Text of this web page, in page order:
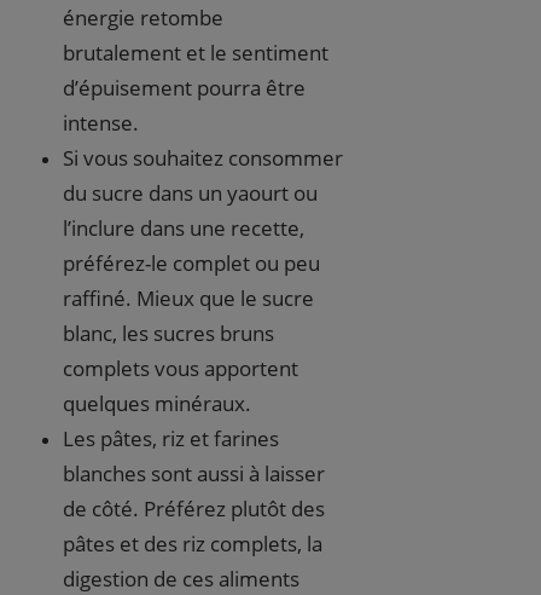
énergie retombe
brutalement et le sentiment
d’épuisement pourra être
intense.
Si vous souhaitez consommer
du sucre dans un yaourt ou
l’inclure dans une recette,
préférez-le complet ou peu
raffiné. Mieux que le sucre
blanc, les sucres bruns
complets vous apportent
quelques minéraux.
Les pâtes, riz et farines
blanches sont aussi à laisser
de côté. Préférez plutôt des
pâtes et des riz complets, la
digestion de ces aliments